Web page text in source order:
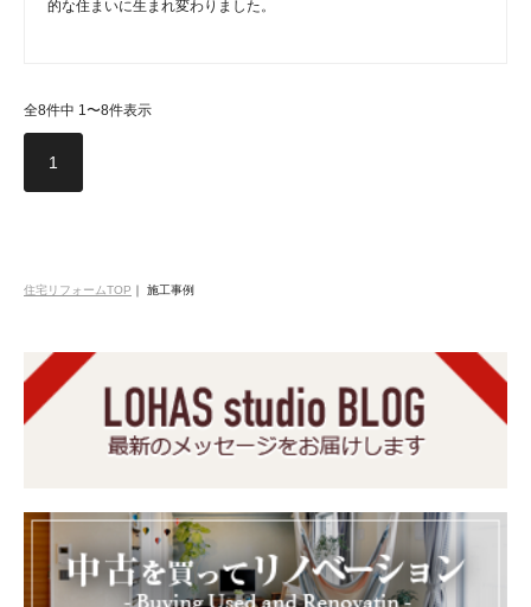
的な住まいに生まれ変わりました。
全8件中 1〜8件表示
1
住宅リフォームTOP 施工事例